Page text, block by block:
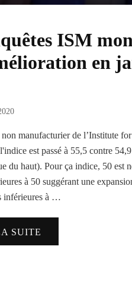
ISM
en
manufacturier de l’Institute
est passé à 55,5 contre
du haut). Pour ça indice, 50 est
à 50 suggérant une
inférieures à …
SUITE